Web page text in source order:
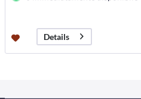
Details